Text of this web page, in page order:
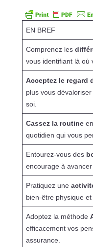
EN BREF
Comprenez les
vous identifiant là où
Acceptez le regard
plus vous
soi.
Cassez la routineen
quotidien qui vous
Entourez-vous des
encourage à
Pratiquez une
bien-être physique et
Adoptez la méthode
efficacement vos
assurance.